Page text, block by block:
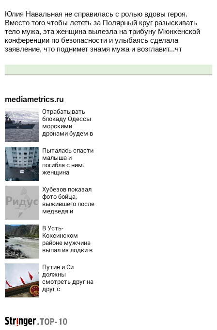
Юлия Навальная не справилась с ролью вдовы героя.
Вместо того чтобы лететь за Полярный круг разыскивать
тело мужа, эта женщина вылезла на трибуну Мюнхенской
конференции по безопасности и улыбаясь сделала
заявление, что поднимет знамя мужа и возглавит...чт
mediametrics.ru
Отрабатывать
блокаду Одессы
морскими
дронами будем в
дальше
забраться
адмиралы не
пробовали?
Пыталась спасти
малыша и
погибла с ним:
женщина
насмерть на
глазах у детей
06/08/2026 –
Новости
Хубезов показал
фото бойца,
выжившего после
медведя и
В Усть-
Коксинском
районе мужчина
выпал из лодки в
Путин и Си
должны
смотреть друг на
друг с
своим
дипломатам